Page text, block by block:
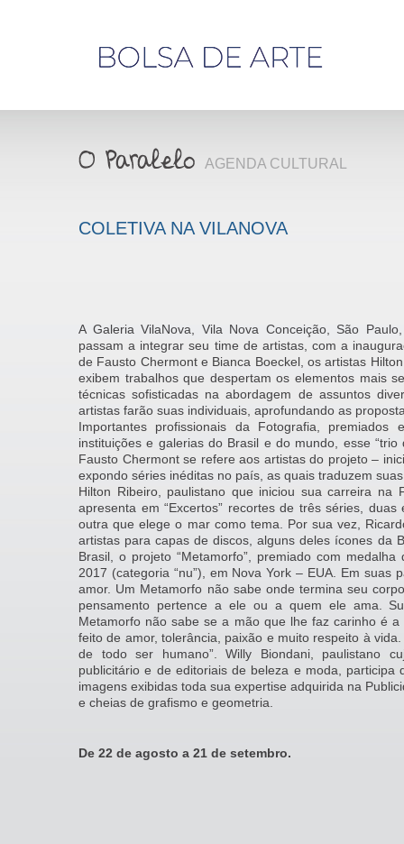
AGENDA CULTURAL
COLETIVA NA VILANOVA
A Galeria VilaNova, Vila Nova Conceição, São
passam a integrar seu time de artistas, com a
de Fausto Chermont e Bianca Boeckel, os artistas
exibem trabalhos que despertam os elementos mais
técnicas sofisticadas na abordagem de assuntos
artistas farão suas individuais, aprofundando as
Importantes profissionais da Fotografia,
instituições e galerias do Brasil e do mundo, esse
Fausto Chermont se refere aos artistas do projeto –
expondo séries inéditas no país, as quais traduzem
Hilton Ribeiro, paulistano que iniciou sua carreira
apresenta em “Excertos” recortes de três séries,
outra que elege o mar como tema. Por sua vez,
artistas para capas de discos, alguns deles ícones da
Brasil, o projeto “Metamorfo”, premiado com
2017 (categoria “nu”), em Nova York – EUA. Em suas
amor. Um Metamorfo não sabe onde termina seu
pensamento pertence a ele ou a quem ele ama.
Metamorfo não sabe se a mão que lhe faz carinho é
feito de amor, tolerância, paixão e muito respeito à
de todo ser humano”. Willy Biondani, paulistano
publicitário e de editoriais de beleza e moda, participa
imagens exibidas toda sua expertise adquirida na
e cheias de grafismo e geometria.
De 22 de agosto a 21 de setembro.